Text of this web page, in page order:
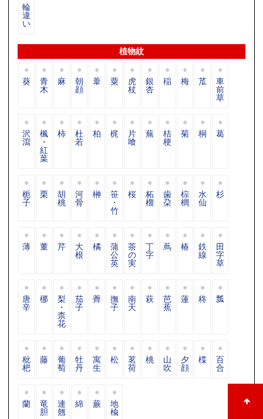
輪
違
い
植物紋
葵 青
木
麻 朝
顔
葦 粟 虎
杖
銀
杏
稲 梅 苽 車
前
草
沢
瀉
楓
・
紅
葉
柿 杜
若
柏 梶 片
喰
蕪 桔
梗
菊 桐 葛
栀
子
栗 胡
桃
河
骨
榊 笹
・
竹
桜 柘
榴
歯
朶
棕
櫚
水
仙
杉
薄 董 芹 大
根
橘 蒲
公
英
茶
の
実
丁
字
蔦 椿 鉄
線
田
字
草
唐
辛
梛 梨
・
柰
花
茄
子
薺 撫
子
南
天
萩 芭
蕉
蓮 柊 瓢
枇
杷
藤 葡
萄
牡
丹
寓
生
松 茗
荷
桃 山
吹
夕
顔
楪 百
合
蘭 竜
胆
連
翹
綿 蕨 地
楡